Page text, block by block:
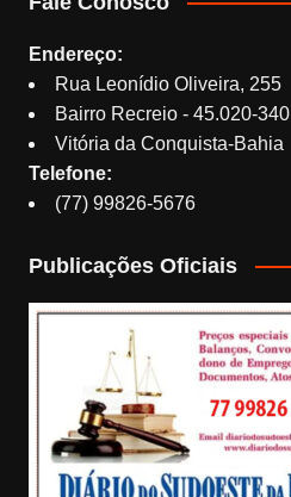
Endereço:
Rua Leonídio Oliveira, 255
Bairro Recreio - 45.020-340
Vitória da Conquista-Bahia
Telefone:
(77) 99826-5676
Publicações Oficiais